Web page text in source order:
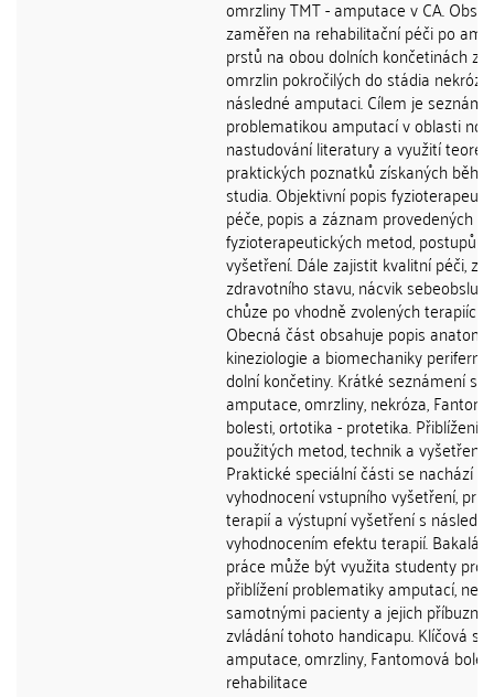
omrzliny TMT - amputace v CA.
zaměřen na rehabilitační péči po
prstů na obou dolních končetinách z
omrzlin pokročilých do stádia
následné amputaci. Cílem je
problematikou amputací v oblasti
nastudování literatury a využití
praktických poznatků získaných
studia. Objektivní popis
péče, popis a záznam provedených
fyzioterapeutických metod, postupů a
vyšetření. Dále zajistit kvalitní péči,
zdravotního stavu, nácvik
chůze po vhodně zvolených terapiích.
Obecná část obsahuje popis
kineziologie a biomechaniky periferní
dolní končetiny. Krátké seznámení s
amputace, omrzliny, nekróza,
bolesti, ortotika - protetika. Přiblížení
použitých metod, technik a vyšetření.
Praktické speciální části se nachází
vyhodnocení vstupního vyšetření,
terapií a výstupní vyšetření s
vyhodnocením efektu terapií.
práce může být využita studenty pro
přiblížení problematiky amputací,
samotnými pacienty a jejich
zvládání tohoto handicapu. Klíčová
amputace, omrzliny, Fantomová
rehabilitace